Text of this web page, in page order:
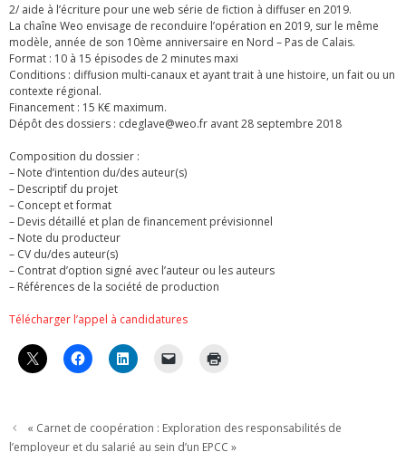
2/ aide à l’écriture pour une web série de fiction à diffuser en 2019.
La chaîne Weo envisage de reconduire l’opération en 2019, sur le même
modèle, année de son 10ème anniversaire en Nord – Pas de Calais.
Format : 10 à 15 épisodes de 2 minutes maxi
Conditions : diffusion multi-canaux et ayant trait à une histoire, un fait ou un
contexte régional.
Financement : 15 K€ maximum.
Dépôt des dossiers : cdeglave@weo.fr avant 28 septembre 2018
Composition du dossier :
– Note d’intention du/des auteur(s)
– Descriptif du projet
– Concept et format
– Devis détaillé et plan de financement prévisionnel
– Note du producteur
– CV du/des auteur(s)
– Contrat d’option signé avec l’auteur ou les auteurs
– Références de la société de production
Télécharger l’appel à candidatures
« Carnet de coopération : Exploration des responsabilités de
l’employeur et du salarié au sein d’un EPCC »